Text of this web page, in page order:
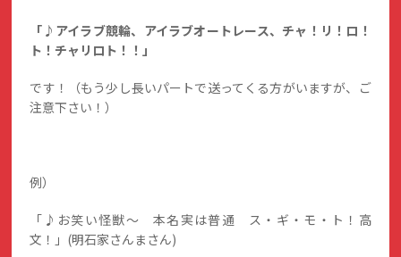
「♪アイラブ競輪、アイラブオートレース、チャ！リ！ロ！
ト！チャリロト！！」
です！（もう少し長いパートで送ってくる方がいますが、ご
注意下さい！）
例）
「♪お笑い怪獣～ 本名実は普通 ス・ギ・モ・ト！高
文！」(明石家さんまさん)